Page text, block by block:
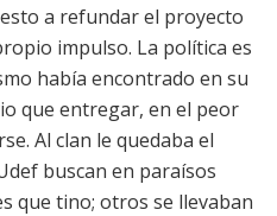
a refundar el proyecto
impulso. La política es
había encontrado en su
que entregar, en el peor
Al clan le quedaba el
buscan en paraísos
que tino; otros se llevaban